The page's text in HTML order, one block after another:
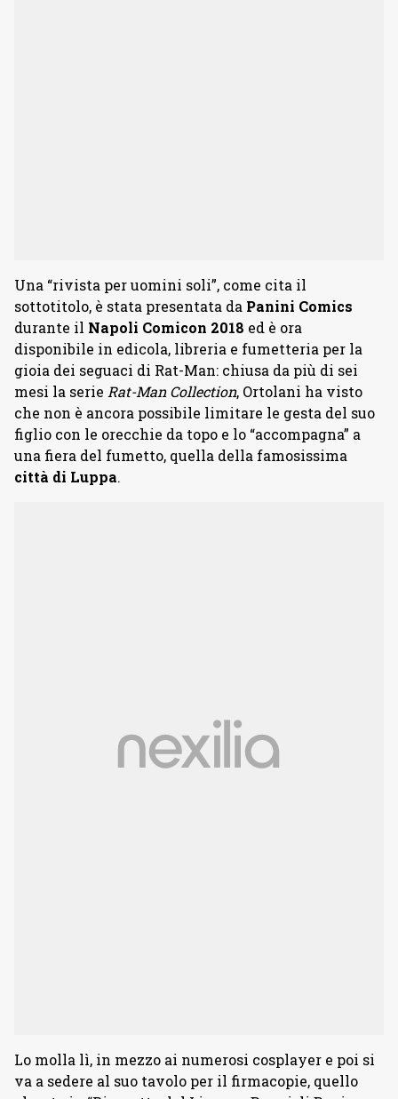
Una “rivista per uomini soli”, come cita il
sottotitolo, è stata presentata da Panini Comics
durante il Napoli Comicon 2018 ed è ora
disponibile in edicola, libreria e fumetteria per la
gioia dei seguaci di Rat-Man: chiusa da più di sei
mesi la serie Rat-Man Collection, Ortolani ha visto
che non è ancora possibile limitare le gesta del suo
figlio con le orecchie da topo e lo “accompagna” a
una fiera del fumetto, quella della famosissima
città di Luppa.
Lo molla lì, in mezzo ai numerosi cosplayer e poi si
va a sedere al suo tavolo per il firmacopie, quello